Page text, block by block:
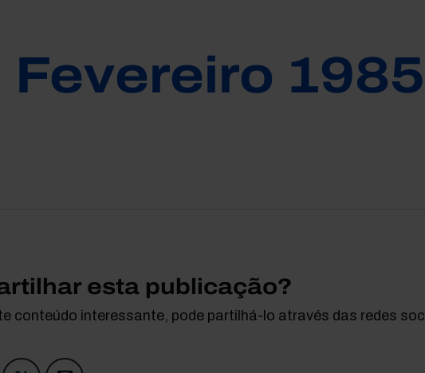
Fevereiro 1985
esta publicação?
conteúdo interessante, pode partilhá-lo através das redes